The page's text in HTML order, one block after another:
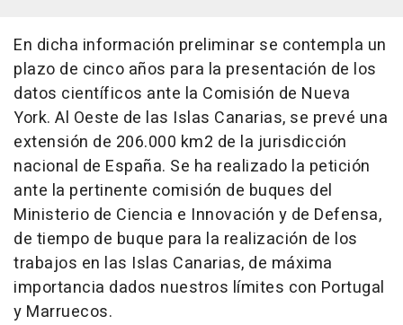
En dicha información preliminar se contempla un
plazo de cinco años para la presentación de los
datos científicos ante la Comisión de Nueva
York. Al Oeste de las Islas Canarias, se prevé una
extensión de 206.000 km2 de la jurisdicción
nacional de España. Se ha realizado la petición
ante la pertinente comisión de buques del
Ministerio de Ciencia e Innovación y de Defensa,
de tiempo de buque para la realización de los
trabajos en las Islas Canarias, de máxima
importancia dados nuestros límites con Portugal
y Marruecos.